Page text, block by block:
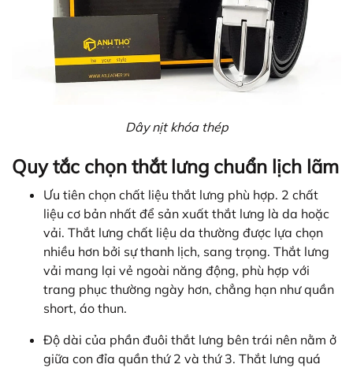
Dây nịt khóa thép
Quy tắc chọn thắt lưng chuẩn lịch lãm
Ưu tiên chọn chất liệu thắt lưng phù hợp. 2 chất
liệu cơ bản nhất để sản xuất thắt lưng là da hoặc
vải. Thắt lưng chất liệu da thường được lựa chọn
nhiều hơn bởi sự thanh lịch, sang trọng. Thắt lưng
vải mang lại vẻ ngoài năng động, phù hợp với
trang phục thường ngày hơn, chẳng hạn như quần
short, áo thun.
Độ dài của phần đuôi thắt lưng bên trái nên nằm ở
giữa con đỉa quần thứ 2 và thứ 3. Thắt lưng quá